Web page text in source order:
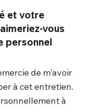
et votre
vous
personnel
de m'avoir
à cet entretien.
à